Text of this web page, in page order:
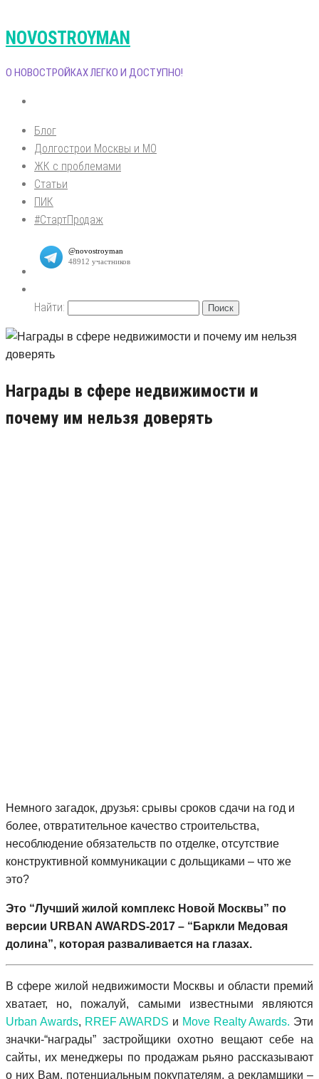
NOVOSTROYMAN
О НОВОСТРОЙКАХ ЛЕГКО И ДОСТУПНО!
Блог
Долгострои Москвы и МО
ЖК с проблемами
Статьи
ПИК
#СтартПродаж
Найти:
Награды в сфере недвижимости и
почему им нельзя доверять
Немного загадок, друзья: срывы сроков сдачи на год и
более, отвратительное качество строительства,
несоблюдение обязательств по отделке, отсутствие
конструктивной коммуникации с дольщиками – что же
это?
Это “Лучший жилой комплекс Новой Москвы” по
версии URBAN AWARDS-2017 – “Баркли Медовая
долина”, которая разваливается на глазах.
В сфере жилой недвижимости Москвы и области премий
хватает, но, пожалуй, самыми известными являются
Urban Awards, RREF AWARDS и Move Realty Awards. Эти
значки-“награды” застройщики охотно вещают себе на
сайты, их менеджеры по продажам рьяно рассказывают
о них Вам, потенциальным покупателям, а рекламщики –